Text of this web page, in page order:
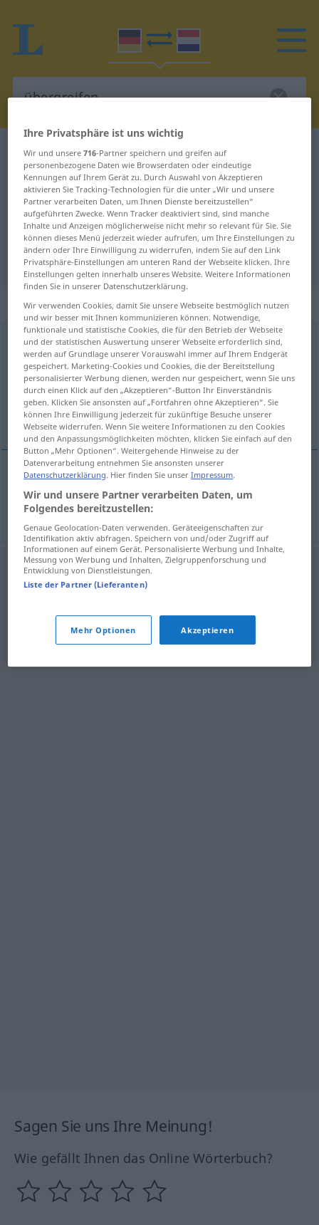
Deutsch-Niederländisch Wörterbuch
Deutsch-Niederländisch
Übersetzung für "übergreifen"
"übergreifen" Niederländisch
Übersetzung
„übergreifen“
übergreifen
Übersicht aller Übersetzungen
(Für mehr Details die Übersetzung anklicken/antippen)
overslaan
overslaan übergreifen Feuer
Sagen Sie uns Ihre Meinung!
Wie gefällt Ihnen das Online Wörterbuch?
Ihre Privatsphäre ist uns wichtig
Wir und unsere716-Partner speichern und greifen auf
personenbezogene Daten wie Browserdaten oder eindeutige
Kennungen auf Ihrem Gerät zu. Durch Auswahl von Akzeptieren
aktivieren Sie Tracking-Technologien für die unter „Wir und unsere
Partner verarbeiten Daten, um Ihnen Dienste bereitzustellen“
aufgeführten Zwecke. Wenn Tracker deaktiviert sind, sind manche
Inhalte und Anzeigen möglicherweise nicht mehr so relevant für Sie. Sie
können dieses Menü jederzeit wieder aufrufen, um Ihre Einstellungen zu
ändern oder Ihre Einwilligung zu widerrufen, indem Sie auf den Link
Privatsphäre-Einstellungen am unteren Rand der Webseite klicken. Ihre
Einstellungen gelten innerhalb unseres Website. Weitere Informationen
finden Sie in unserer Datenschutzerklärung.
Wir verwenden Cookies, damit Sie unsere Webseite bestmöglich nutzen
und wir besser mit Ihnen kommunizieren können. Notwendige,
funktionale und statistische Cookies, die für den Betrieb der Webseite
und der statistischen Auswertung unserer Webseite erforderlich sind,
werden auf Grundlage unserer Vorauswahl immer auf Ihrem Endgerät
gespeichert. Marketing-Cookies und Cookies, die der Bereitstellung
personalisierter Werbung dienen, werden nur gespeichert, wenn Sie uns
durch einen Klick auf den „Akzeptieren“-Button Ihr Einverständnis
geben. Klicken Sie ansonsten auf „Fortfahren ohne Akzeptieren“. Sie
können Ihre Einwilligung jederzeit für zukünftige Besuche unserer
Webseite widerrufen. Wenn Sie weitere Informationen zu den Cookies
und den Anpassungsmöglichkeiten möchten, klicken Sie einfach auf den
Button „Mehr Optionen“. Weitergehende Hinweise zu der
Datenverarbeitung entnehmen Sie ansonsten unserer
Datenschutzerklärung. Hier finden Sie unserImpressum.
Wir und unsere Partner verarbeiten Daten, um
Folgendes bereitzustellen:
Genaue Geolocation-Daten verwenden. Geräteeigenschaften zur
Identifikation aktiv abfragen. Speichern von und/oder Zugriff auf
Informationen auf einem Gerät. Personalisierte Werbung und Inhalte,
Messung von Werbung und Inhalten, Zielgruppenforschung und
Entwicklung von Dienstleistungen.
Liste der Partner (Lieferanten)
Mehr Optionen Akzeptieren